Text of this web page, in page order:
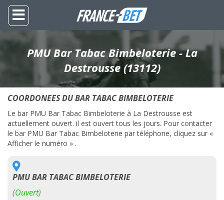
PMU Bar Tabac Bimbeloterie - La
Destrousse (13112)
COORDONEES DU BAR TABAC BIMBELOTERIE
Le bar PMU Bar Tabac Bimbeloterie à La Destrousse est
actuellement ouvert. il est ouvert tous les jours. Pour contacter
le bar PMU Bar Tabac Bimbeloterie par téléphone, cliquez sur «
Afficher le numéro » .
PMU BAR TABAC BIMBELOTERIE
(Ouvert)